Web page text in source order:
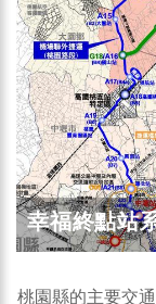
幸福終點站
桃園縣的主要交